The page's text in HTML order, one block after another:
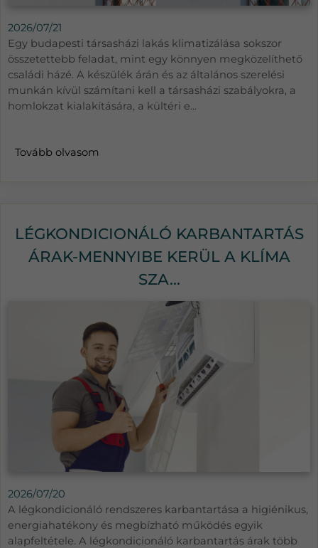
2026/07/21
Egy budapesti társasházi lakás klimatizálása sokszor
összetettebb feladat, mint egy könnyen megközelíthető
családi házé. A készülék árán és az általános szerelési
munkán kívül számítani kell a társasházi szabályokra, a
homlokzat kialakítására, a kültéri e...
Tovább olvasom
LÉGKONDICIONÁLÓ KARBANTARTÁS
ÁRAK-MENNYIBE KERÜL A KLÍMA
SZA...
2026/07/20
A légkondicionáló rendszeres karbantartása a higiénikus,
energiahatékony és megbízható működés egyik
alapfeltétele. A légkondicionáló karbantartás árak több